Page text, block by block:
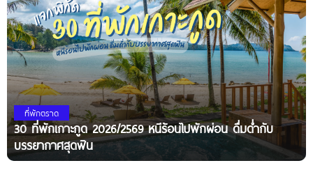
ที่พักตราด
30 ที่พักเกาะกูด 2026/2569 หนีร้อนไปพักผ่อน ดื่มด่ำกับ
บรรยากาศสุดฟิน